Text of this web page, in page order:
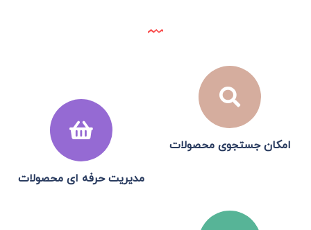
امکان جستجوی محصولات
مدیریت حرفه ای محصولات